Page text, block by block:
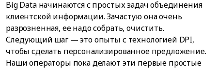
Big Data начинаются с простых задач объединения
клиентской информации. Зачастую она очень
разрозненная, ее надо собрать, очистить.
Следующий шаг — это опыты с технологией DPI,
чтобы сделать персонализированное предложение.
Наши операторы пока делают эти первые простые